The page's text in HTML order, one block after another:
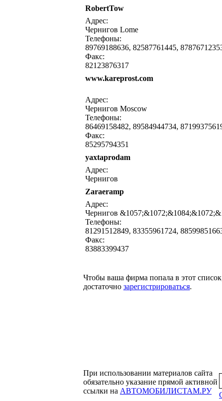
RobertTow
Адрес:
Чернигов Lome
Телефоны:
89769188636, 82587761445,
Факс:
82123876317
www.kareprost.com
Адрес:
Чернигов Moscow
Телефоны:
86469158482, 89584944734,
Факс:
85295794351
yaxtaprodam
Адрес:
Чернигов
Zaraeramp
Адрес:
Чернигов
Телефоны:
81291512849, 83355961724,
Факс:
83883399437
Чтобы ваша фирма попала в этот
достаточно зарегистрироваться.
При использовании материалов сайта
обязательно указание прямой активной
ссылки на АВТОМОБИЛИСТАМ.РУ